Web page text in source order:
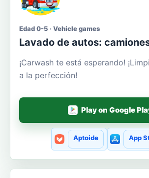
Edad 0-5 · Vehicle games
Lavado de autos:
¡Carwash te está esperando!
a la perfección!
Play on Google
Aptoide App